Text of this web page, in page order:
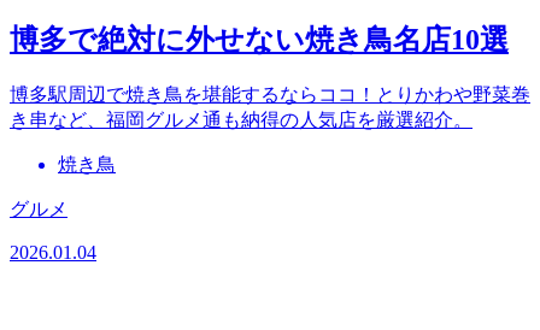
博多で絶対に外せない焼き鳥名店10選
博多駅周辺で焼き鳥を堪能するならココ！とりかわや野菜巻
き串など、福岡グルメ通も納得の人気店を厳選紹介。
焼き鳥
グルメ
2026.01.04